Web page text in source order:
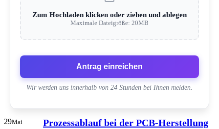
Zum Hochladen klicken oder ziehen und ablegen
Maximale Dateigröße: 20MB
Antrag einreichen
Wir werden uns innerhalb von 24 Stunden bei Ihnen melden.
29Mai Prozessablauf bei der PCB-Herstellung